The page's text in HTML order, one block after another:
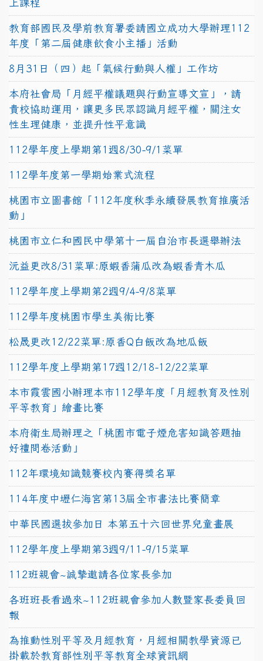
上課程
教育部國民及學前教育署委請國立成功大學辦理112
年度「第二屆健康飲食小主播」活動
8月31日（四）起「氣候行動與人權」工作坊
本府社會局「月經平權議題與行動宣導文宣」，請
貴校協助運用，讓更多民眾認識月經平權，關注女
性生理健康，並提升性平意識
112學年度上學期第1週8/30-9/1菜單
112學年度第一學期始業式流程
桃園市立圖書館「112年度秋季永續發展教育推廣活
動」
桃園市立仁和國民中學第十一屆自治市長選舉辦法
沅益更改8/31菜單:原蝦香蒲瓜改為蝦香青木瓜
112學年度上學期第2週9/4-9/8菜單
112學年度桃園市學生美術比賽
松晟更改12/22菜單:原香Q白飯改為地瓜飯
112學年度上學期第17週12/18-12/22菜單
本市霞雲國小辦理本市112學年度「月經教育及性別
平等教育」繪畫比賽
本府衛生局辦理之「桃園市電子煙危害知識答題抽
好禮問卷活動」
112年環境知識競賽校內賽得獎名單
114年度中壢仁海宮第13屆全市書法比賽簡章
中華民國選拔參加日 本第五十六回世界兒童畫展
112學年度上學期第3週9/11-9/15菜單
112班親會~誠摯邀請各位家長參加
各班班長看過來~112班親會參加人數暨家長委員回
報
為推動性別平等及月經教育，月經相關教學資源已
掛載於教育部性別平等教育全球資訊網